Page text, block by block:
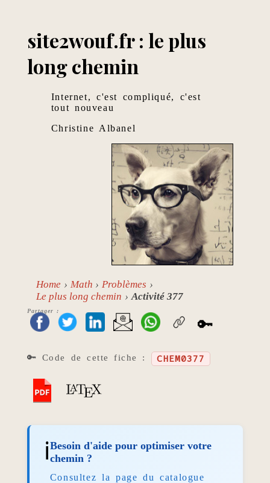
site2wouf.fr : le plus
long chemin
Internet, c'est compliqué, c'est
tout nouveau
Christine Albanel
Home Math
Problèmes
Le plus long chemin
Activité 377
Partager :
🔑
🔑 Code de cette fiche : CHEM0377
ℹ️Besoin d'aide pour optimiser votre
chemin ?
Consultez la page du catalogue